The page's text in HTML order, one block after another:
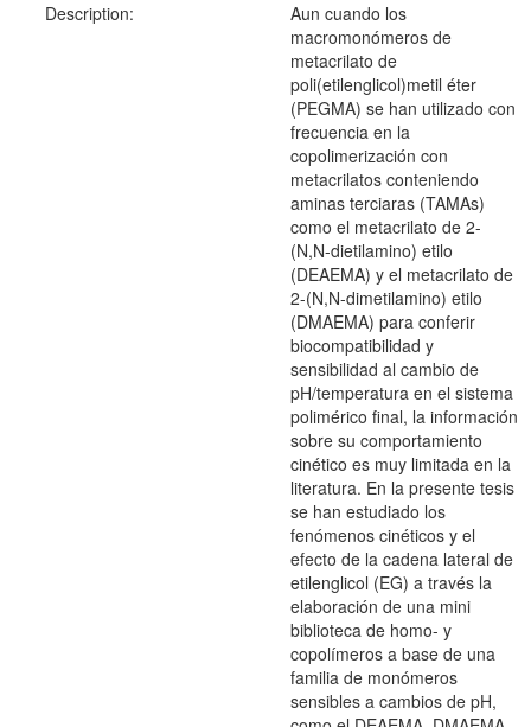
Description:
Aun cuando los
macromonómeros de
metacrilato de
poli(etilenglicol)metil éter
(PEGMA) se han utilizado con
frecuencia en la
copolimerización con
metacrilatos conteniendo
aminas terciaras (TAMAs)
como el metacrilato de 2-
(N,N-dietilamino) etilo
(DEAEMA) y el metacrilato de
2-(N,N-dimetilamino) etilo
(DMAEMA) para conferir
biocompatibilidad y
sensibilidad al cambio de
pH/temperatura en el sistema
polimérico final, la información
sobre su comportamiento
cinético es muy limitada en la
literatura. En la presente tesis
se han estudiado los
fenómenos cinéticos y el
efecto de la cadena lateral de
etilenglicol (EG) a través la
elaboración de una mini
biblioteca de homo- y
copolímeros a base de una
familia de monómeros
sensibles a cambios de pH,